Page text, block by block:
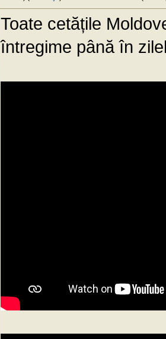
Toate cetățile
întregime până în